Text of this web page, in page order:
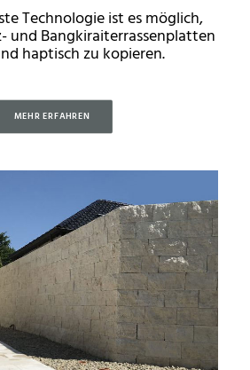
Technologie ist es möglich,
und Bangkiraiterrassenplatten
haptisch zu kopieren.
MEHR ERFAHREN